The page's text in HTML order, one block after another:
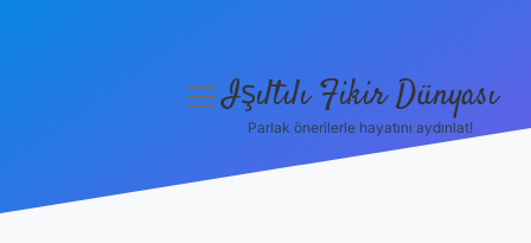
menüyüIşıltılı Fikir Dünyası
Parlak önerilerle hayatını aydınlat!